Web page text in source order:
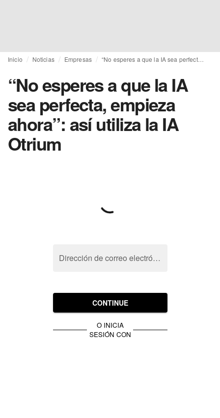
Inicio Noticias Empresas “No esperes a que la IA sea perfecta, empieza ahora”: así utiliza la IA Otrium
“No esperes a que la IA
sea perfecta, empieza
ahora”: así utiliza la IA
Otrium
Dirección de correo electrónico
CONTINUE
O INICIA
SESIÓN CON